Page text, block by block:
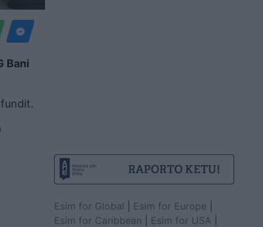
Bani
Esim for Global Esim for Europe
Esim for Caribbean
Esim for USA